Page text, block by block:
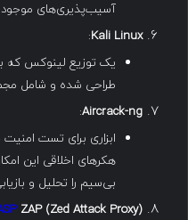
آسیب‌پذیری‌های موجود
Kali Linux
:
یک توزیع لینوکس که
طراحی شده و شامل
Aircrack-ng
:
هکرهای اخلاقی این
بی‌سیم را تحلیل و
ZAP (Zed Attack Proxy)